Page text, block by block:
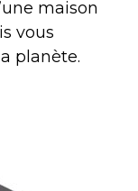
maison
vous
planète.